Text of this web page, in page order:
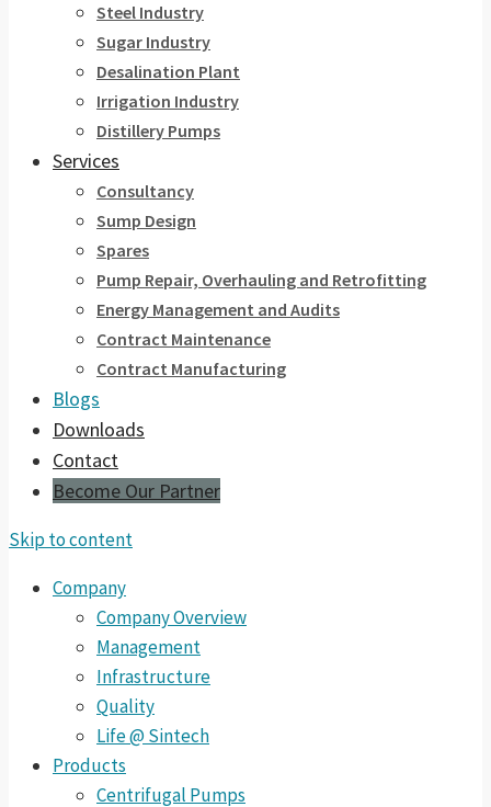
Steel Industry
Sugar Industry
Desalination Plant
Irrigation Industry
Distillery Pumps
Services
Consultancy
Sump Design
Spares
Pump Repair, Overhauling and Retrofitting
Energy Management and Audits
Contract Maintenance
Contract Manufacturing
Blogs
Downloads
Contact
Become Our Partner
Skip to content
Company
Company Overview
Management
Infrastructure
Quality
Life @ Sintech
Products
Centrifugal Pumps